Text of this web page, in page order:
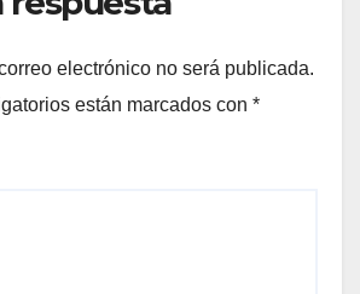
electrónico no será publicada.
están marcados con *